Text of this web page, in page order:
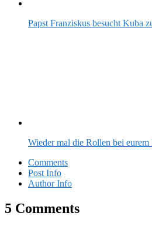
Papst Franziskus besucht Kuba
Wieder mal die Rollen bei
Comments
Post Info
Author Info
5 Comments